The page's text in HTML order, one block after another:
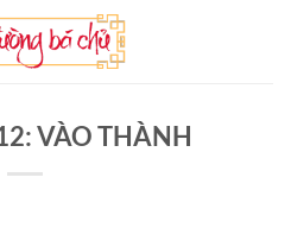
VÀO THÀNH